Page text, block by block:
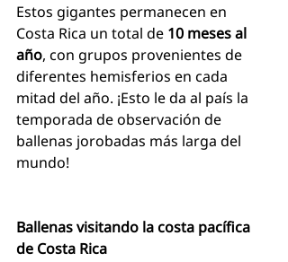
Estos gigantes permanecen en
Costa Rica un total de 10 meses al
año, con grupos provenientes de
diferentes hemisferios en cada
mitad del año. ¡Esto le da al país la
temporada de observación de
ballenas jorobadas más larga del
mundo!
Ballenas visitando la costa pacífica
de Costa Rica